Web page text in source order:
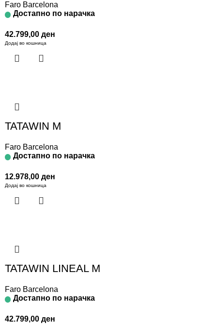
Faro Barcelona
Достапно по нарачка
42.799,00 ден
Додај во кошница
TATAWIN M
Faro Barcelona
Достапно по нарачка
12.978,00 ден
Додај во кошница
TATAWIN LINEAL M
Faro Barcelona
Достапно по нарачка
42.799,00 ден